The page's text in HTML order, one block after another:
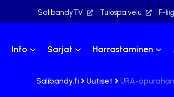
SalibandyTV Tulospalvelu F-
Info Sarjat Harrastaminen
Salibandy.fi Uutiset URA-